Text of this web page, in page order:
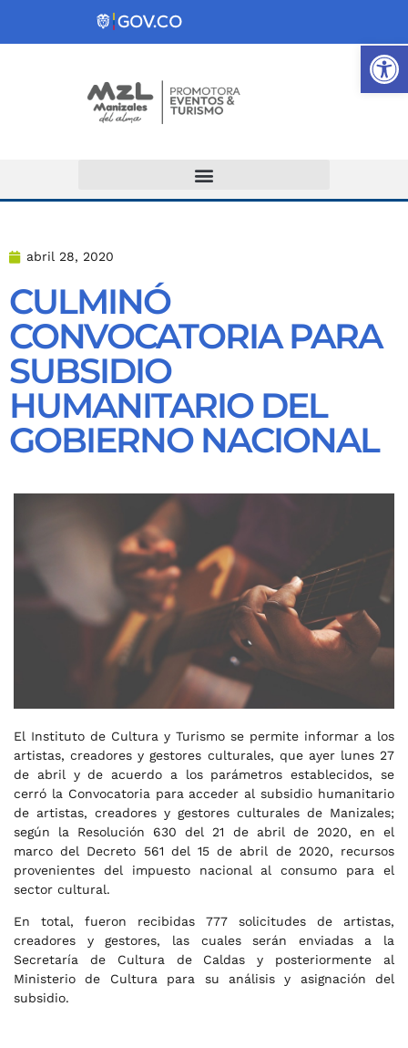
abril 28, 2020
CULMINÓ
CONVOCATORIA PARA
SUBSIDIO
HUMANITARIO DEL
GOBIERNO NACIONAL
El Instituto de Cultura y Turismo se permite informar a los
artistas, creadores y gestores culturales, que ayer lunes 27
de abril y de acuerdo a los parámetros establecidos, se
cerró la Convocatoria para acceder al subsidio humanitario
de artistas, creadores y gestores culturales de Manizales;
según la Resolución 630 del 21 de abril de 2020, en el
marco del Decreto 561 del 15 de abril de 2020, recursos
provenientes del impuesto nacional al consumo para el
sector cultural.
En total, fueron recibidas 777 solicitudes de artistas,
creadores y gestores, las cuales serán enviadas a la
Secretaría de Cultura de Caldas y posteriormente al
Ministerio de Cultura para su análisis y asignación del
subsidio.